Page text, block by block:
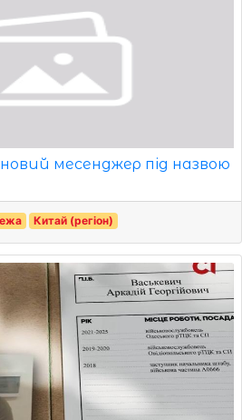
месенджер під назвою
Китай (регіон)